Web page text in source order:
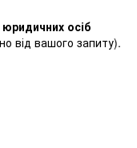
осіб
від вашого запиту).